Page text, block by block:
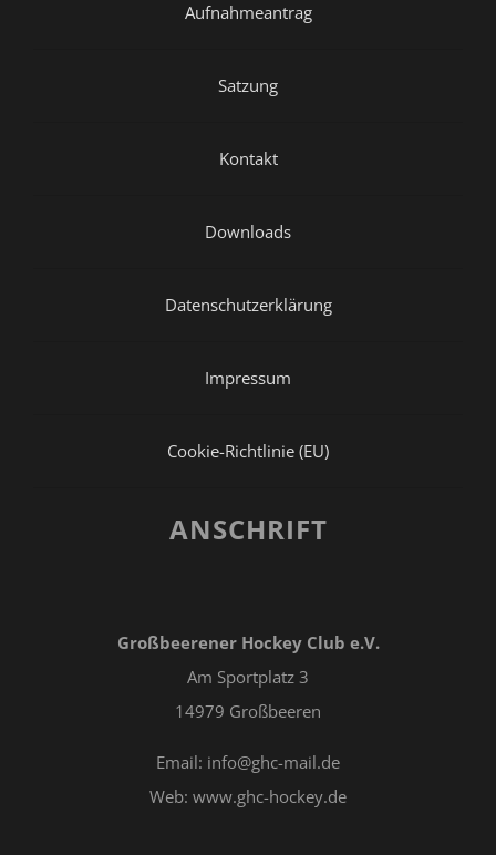
Aufnahmeantrag
Satzung
Kontakt
Downloads
Datenschutzerklärung
Impressum
Cookie-Richtlinie (EU)
ANSCHRIFT
Großbeerener Hockey Club e.V.
Am Sportplatz 3
14979 Großbeeren
Email: info@ghc-mail.de
Web: www.ghc-hockey.de